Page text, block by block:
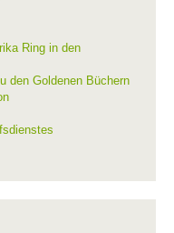
Ring in den
den Goldenen Büchern